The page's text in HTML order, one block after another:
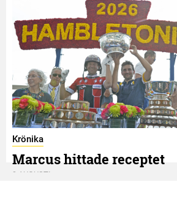
Krönika
Marcus hittade receptet
9 AUGUSTI